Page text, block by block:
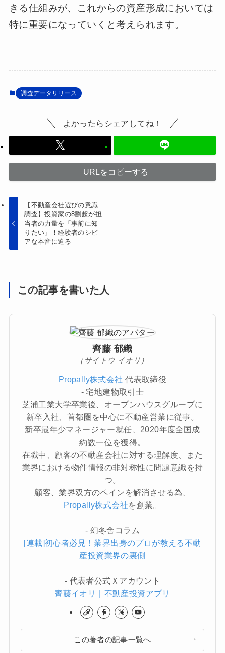
きる仕組みが、これからの資産形成においては
特に重要になっていくと考えられます。
調査データリリース
よかったらシェアしてね！
URLをコピーする
【不動産会社選びの意識
調査】投資家の8割超が担
当者の力量を「事前に知
りたい」！経験者のシビ
アな本音に迫る
この記事を書いた人
齊藤 郁織
（サイトウ イオリ）
Propally株式会社 代表取締役
- 宅地建物取引士
芝浦工業大学卒業後、オープンハウスグループに
新卒入社、首都圏を中心に不動産営業に従事。
新卒最年少マネージャー就任、2020年度全国成
約数一位を獲得。
在職中、顧客の不動産会社に対する理解度、また
業界における物件情報の非対称性に問題意識を持
つ。
顧客、業界双方のペインを解消させる為、
Propally株式会社を創業。
- 幻冬舎コラム
[連載]初心者必見！業界出身のプロが教える不動
産投資業界の裏側
- 代表者公式Ｘアカウント
齊藤イオリ｜不動産投資アプリ
この著者の記事一覧へ